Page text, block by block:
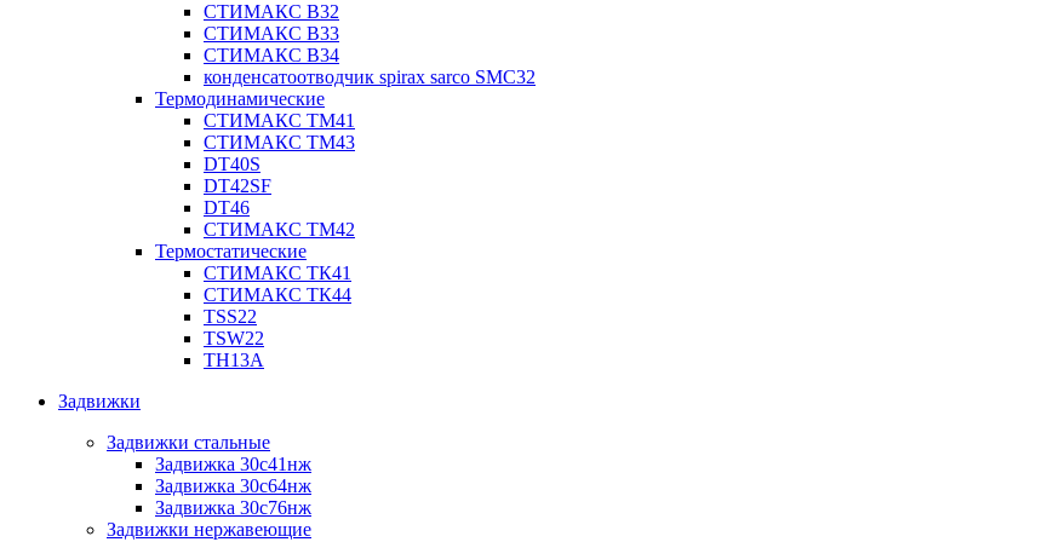
СТИМАКС В32
СТИМАКС В33
СТИМАКС B34
конденсатоотводчик spirax sarco SMC32
Термодинамические
СТИМАКС ТМ41
СТИМАКС ТМ43
DT40S
DT42SF
DT46
СТИМАКС ТМ42
Термостатические
СТИМАКС ТК41
СТИМАКС ТК44
TSS22
TSW22
TH13A
Задвижки
Задвижки стальные
Задвижка 30с41нж
Задвижка 30с64нж
Задвижка 30с76нж
Задвижки нержавеющие